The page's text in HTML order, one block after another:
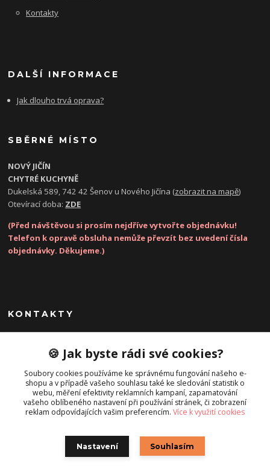
Kontakty
DALŠÍ INFORMACE
Jak dlouho trvá oprava?
SBĚRNÉ MÍSTO
NOVÝ JIČÍN
CHYTRÉ KUCHYNĚ
Dukelská 589, 742 42 Šenov u Nového Jičína (zobrazit na mapě)
Otevírací doba: ZDE
(Před návštěvou si prosím nejdříve vytvořte objednávku!
Telefon k opravě obsluha nemůže převzít bez uvedení čísla
objednávky. Děkujeme.)
KONTAKTY
Zákaznická podpora
(Po-Pá, 8-17 hod.)
info@opravatelefonu.cz
🍪 Jak byste rádi své cookies?
Soubory cookies používáme ke správnému fungování našeho e-
shopu a v případě vašeho souhlasu také ke sledování statistik o
webu, měření efektivity reklamních kampaní, zapamatování
vašeho oblíbeného nastavení při používání stránek, či zobrazení
reklam odpovídajících vašim preferencím. Více k využití cookies
Nastavení Souhlasím